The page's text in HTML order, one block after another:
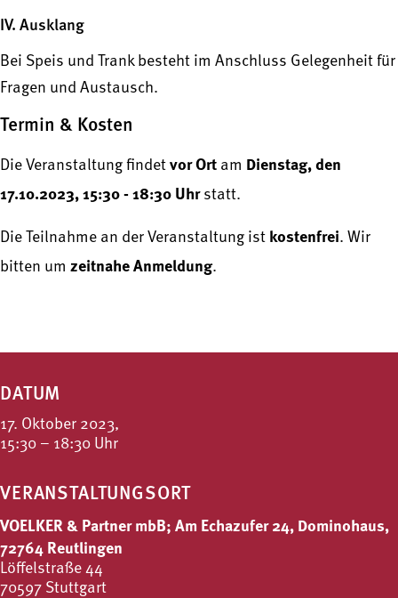
IV. Ausklang
Bei Speis und Trank besteht im Anschluss Gelegenheit für
Fragen und Austausch.
Termin & Kosten
Die Veranstaltung findet vor Ort am Dienstag, den
17.10.2023, 15:30 - 18:30 Uhrstatt.
Die Teilnahme an der Veranstaltung ist kostenfrei. Wir
bitten um zeitnahe Anmeldung.
DATUM
17. Oktober 2023,
15:30 – 18:30 Uhr
VERANSTALTUNGSORT
VOELKER & Partner mbB; Am Echazufer 24, Dominohaus,
72764 Reutlingen
Löffelstraße 44
70597 Stuttgart